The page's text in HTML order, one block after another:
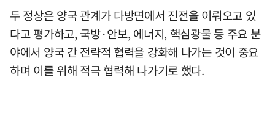
두 정상은 양국 관계가 다방면에서 진전을 이뤄오고 있
다고 평가하고, 국방·안보, 에너지, 핵심광물 등 주요 분
야에서 양국 간 전략적 협력을 강화해 나가는 것이 중요
하며 이를 위해 적극 협력해 나가기로 했다.